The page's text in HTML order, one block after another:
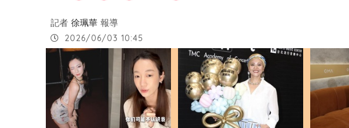
記者 徐珮華 報導
2026/06/03 10:45